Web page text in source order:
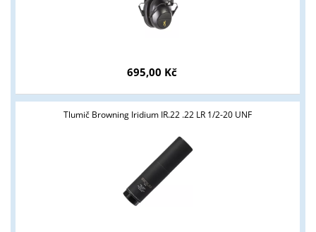
695,00 Kč
Tlumič Browning Iridium IR.22 .22 LR 1/2-20 UNF